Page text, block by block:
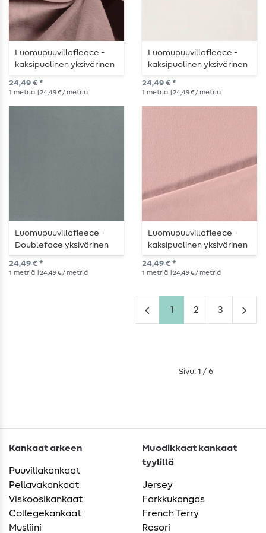
Luomupuuvillafleece -
kaksipuolinen yksivärinen
marja
24,49 € *
1 metriä | 24,49 € / metriä
Luomupuuvillafleece -
kaksipuolinen yksivärinen
ecru
24,49 € *
1 metriä | 24,49 € / metriä
Luomupuuvillafleece -
Doubleface yksivärinen
sininen
24,49 € *
1 metriä | 24,49 € / metriä
Luomupuuvillafleece -
kaksipuolinen yksivärinen
vaaleanpunainen
24,49 € *
1 metriä | 24,49 € / metriä
1 2 3
Sivu: 1 / 6
Kankaat arkeen
Puuvillakankaat
Pellavakankaat
Viskoosikankaat
Collegekankaat
Musliini
Muodikkaat kankaat
tyylillä
Jersey
Farkkukangas
French Terry
Resori